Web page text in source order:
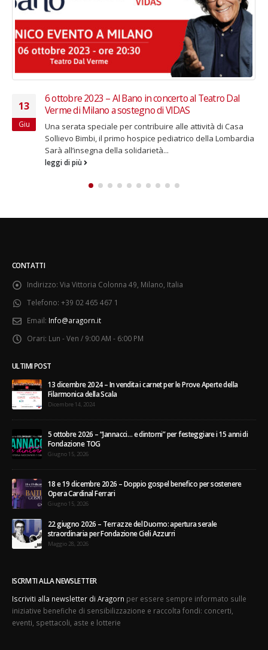
al Teatro Dal
attività di Casa
della Lombardia
04
Mag
Maggio 2018 – Con il tuo 5×1000
#UnFuturoSuMisura per tutti i
Aragorn a fianco di HUMANA per
Paesi più poveri L'istruzione è l'arma
abbiamo per cambiare...
CONTATTI
Indirizzo: Via Vittoria Colonna 49, Milano, Italia
Telefono: +39 02 465 467 1
Email: Info@aragorn.it
Orari: Lun - Ven / 9:00 AM - 6:00 PM
ULTIMI POST
13 dicembre 2024 – In vendita i carnet per le Prove Aperte della
Filarmonica della Scala
Dicembre 14, 2024
5 ottobre 2026 – “Jannacci… e dintorni” per festeggiare i 15 anni di
Fondazione TOG
Giugno 15, 2026
18 e 19 dicembre 2026 – Doppio gospel benefico per sostenere
Opera Cardinal Ferrari
Giugno 15, 2026
22 giugno 2026 – Terrazze del Duomo: apertura serale
straordinaria per Fondazione Cieli Azzurri
Maggio 28, 2026
ISCRIVITI ALLA NEWSLETTER
Iscriviti alla newsletter di Aragorn per essere sempre informato sulle
iniziative benefiche di sensibilizzazione e raccolta fondi: concerti,
eventi, spettacoli, aste e lotterie